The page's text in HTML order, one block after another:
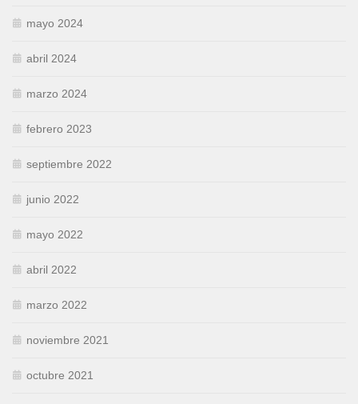
mayo 2024
abril 2024
marzo 2024
febrero 2023
septiembre 2022
junio 2022
mayo 2022
abril 2022
marzo 2022
noviembre 2021
octubre 2021